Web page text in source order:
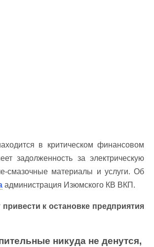
в критическом финансовом
задолженность за электрическую
смазочные материалы и услуги. Об
администрация Изюмского КВ ВКП.
к остановке предприятия
никуда не денутся,